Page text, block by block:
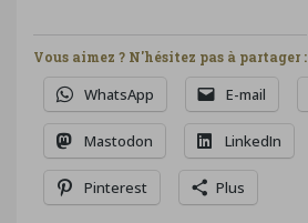
Vous aimez ? N'hésitez pas à partager :
WhatsApp E-mail
Mastodon LinkedIn
Pinterest Plus